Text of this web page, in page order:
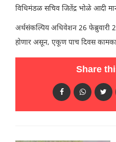
विधिमंडळ सचिव जितेंद्र भोळे आदी
अर्थसंकल्पिय अधिवेशन 26 फेब्रुवारी
होणार असून, एकूण पाच दिवस
Share